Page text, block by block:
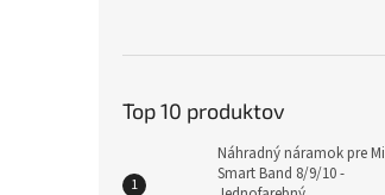
Top 10 produktov
Náhradný náramok pre Mi
Smart Band 8/9/10 -